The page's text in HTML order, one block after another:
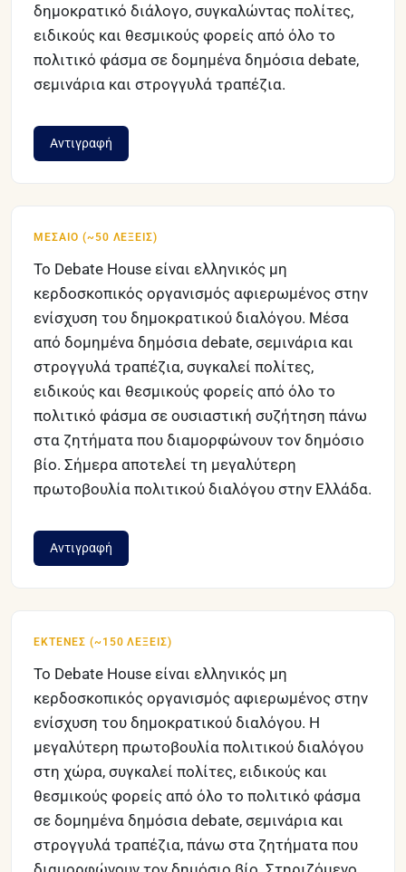
δημοκρατικό διάλογο, συγκαλώντας πολίτες,
ειδικούς και θεσμικούς φορείς από όλο το
πολιτικό φάσμα σε δομημένα δημόσια debate,
σεμινάρια και στρογγυλά τραπέζια.
Αντιγραφή
ΜΕΣΑΊΟ (~50 ΛΈΞΕΙΣ)
Το Debate House είναι ελληνικός μη
κερδοσκοπικός οργανισμός αφιερωμένος στην
ενίσχυση του δημοκρατικού διαλόγου. Μέσα
από δομημένα δημόσια debate, σεμινάρια και
στρογγυλά τραπέζια, συγκαλεί πολίτες,
ειδικούς και θεσμικούς φορείς από όλο το
πολιτικό φάσμα σε ουσιαστική συζήτηση πάνω
στα ζητήματα που διαμορφώνουν τον δημόσιο
βίο. Σήμερα αποτελεί τη μεγαλύτερη
πρωτοβουλία πολιτικού διαλόγου στην Ελλάδα.
Αντιγραφή
ΕΚΤΕΝΈΣ (~150 ΛΈΞΕΙΣ)
Το Debate House είναι ελληνικός μη
κερδοσκοπικός οργανισμός αφιερωμένος στην
ενίσχυση του δημοκρατικού διαλόγου. Η
μεγαλύτερη πρωτοβουλία πολιτικού διαλόγου
στη χώρα, συγκαλεί πολίτες, ειδικούς και
θεσμικούς φορείς από όλο το πολιτικό φάσμα
σε δομημένα δημόσια debate, σεμινάρια και
στρογγυλά τραπέζια, πάνω στα ζητήματα που